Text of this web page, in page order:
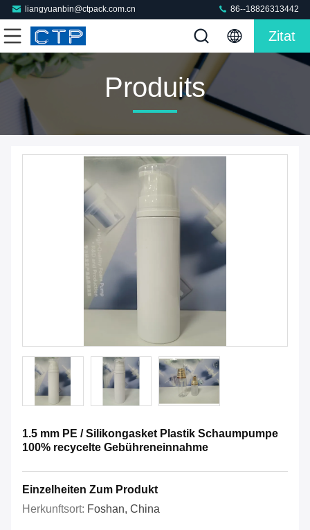
liangyuanbin@ctpack.com.cn 86--18826313442
Zitat
Produits
1.5 mm PE / Silikongasket Plastik Schaumpumpe
100% recycelte Gebühreneinnahme
Einzelheiten Zum Produkt
Herkunftsort: Foshan, China